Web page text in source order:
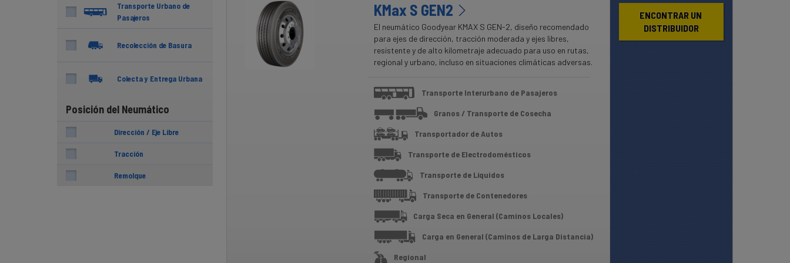
Transporte Urbano de
Pasajeros
Recolección de Basura
Colecta y Entrega Urbana
Posición del Neumático
Dirección / Eje Libre
Tracción
Remolque
KMax S GEN2
El neumático Goodyear KMAX S GEN-2, diseño recomendado
para ejes de dirección, tracción moderada y ejes libres,
resistente y de alto kilometraje adecuado para uso en rutas,
regional y urbano, incluso en situaciones climáticas adversas.
Transporte Interurbano de Pasajeros
Granos / Transporte de Cosecha
Transportador de Autos
Transporte de Electrodomésticos
Transporte de Líquidos
Transporte de Contenedores
Carga Seca en General (Caminos Locales)
Carga en General (Caminos de Larga Distancia)
Regional
ENCONTRAR UN
DISTRIBUIDOR